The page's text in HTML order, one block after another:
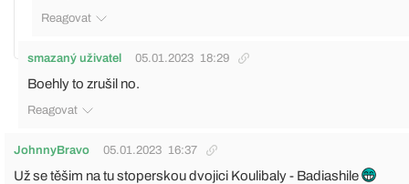
Reagovat
smazaný uživatel 05.01.2023 18:29
Boehly to zrušil no.
Reagovat
JohnnyBravo 05.01.2023 16:37
Už se těšim na tu stoperskou dvojici Koulibaly - Badiashile